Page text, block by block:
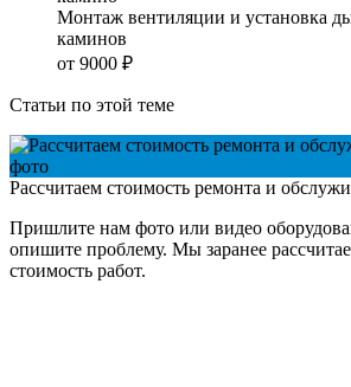
Монтаж вентиляции и установка
каминов
от 9000 ₽
Статьи по этой теме
Рассчитаем стоимость ремонта и
Пришлите нам фото или видео
опишите проблему. Мы заранее
стоимость работ.